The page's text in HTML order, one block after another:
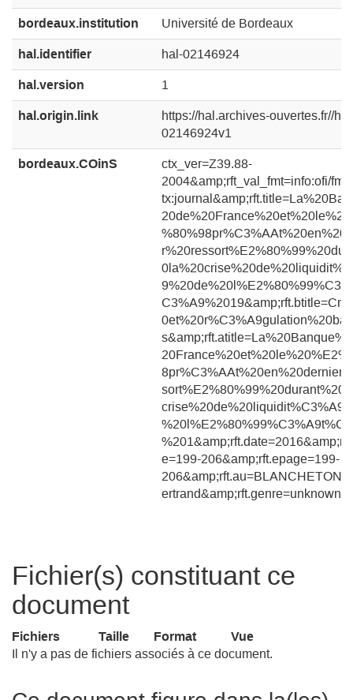
bordeaux.institution Université de Bordeaux
hal.identifier hal-02146924
hal.version 1
hal.origin.link
https://hal.archives-ouvertes.fr//
02146924v1
bordeaux.COinS
ctx_ver=Z39.88-
2004&amp;rft_val_fmt=info:ofi/
e=199-206&amp;rft.epage=199-
ertrand&amp;rft.genre=unknown
Fichier(s) constituant ce
document
Fichiers Taille Format
Vue
Il n'y a pas de fichiers associés à ce document.